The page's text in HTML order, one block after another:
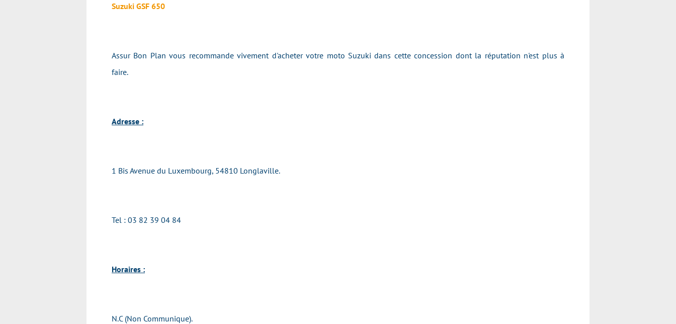
Suzuki GSF 650
Assur Bon Plan vous recommande vivement d'acheter votre moto Suzuki dans cette concession dont la réputation n'est plus à
faire.
Adresse :
1 Bis Avenue du Luxembourg, 54810 Longlaville.
Tel : 03 82 39 04 84
Horaires :
N.C (Non Communique).